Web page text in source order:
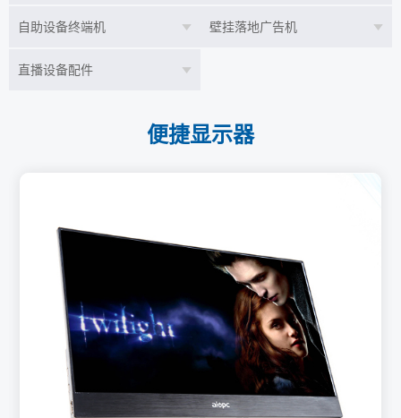
自助设备终端机 壁挂落地广告机
直播设备配件
便捷显示器